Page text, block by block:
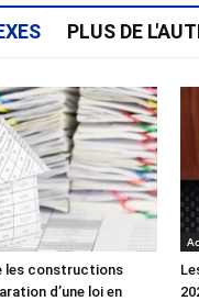
PLUS DE
les constructions
d’une loi en